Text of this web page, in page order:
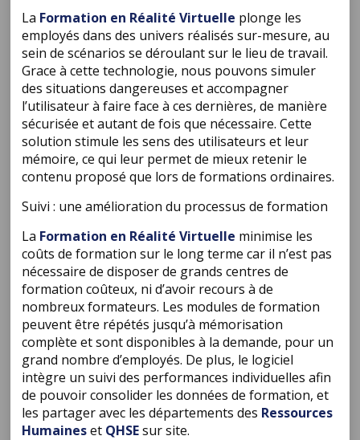
La Formation en Réalité Virtuelle plonge les
employés dans des univers réalisés sur-mesure, au
sein de scénarios se déroulant sur le lieu de travail.
Grace à cette technologie, nous pouvons simuler
des situations dangereuses et accompagner
l’utilisateur à faire face à ces dernières, de manière
sécurisée et autant de fois que nécessaire. Cette
solution stimule les sens des utilisateurs et leur
mémoire, ce qui leur permet de mieux retenir le
contenu proposé que lors de formations ordinaires.
Suivi : une amélioration du processus de formation
La Formation en Réalité Virtuelle minimise les
coûts de formation sur le long terme car il n’est pas
nécessaire de disposer de grands centres de
formation coûteux, ni d’avoir recours à de
nombreux formateurs. Les modules de formation
peuvent être répétés jusqu’à mémorisation
complète et sont disponibles à la demande, pour un
grand nombre d’employés. De plus, le logiciel
intègre un suivi des performances individuelles afin
de pouvoir consolider les données de formation, et
les partager avec les départements des Ressources
Humaineset QHSEsur site.